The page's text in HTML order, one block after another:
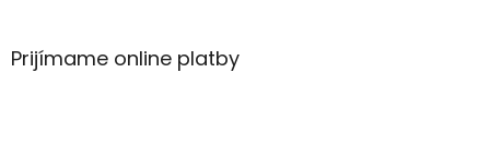
Prijímame online platby